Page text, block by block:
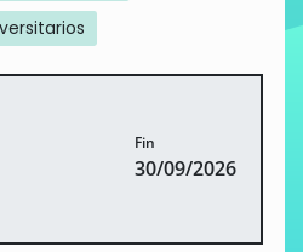
Fin
30/09/2026